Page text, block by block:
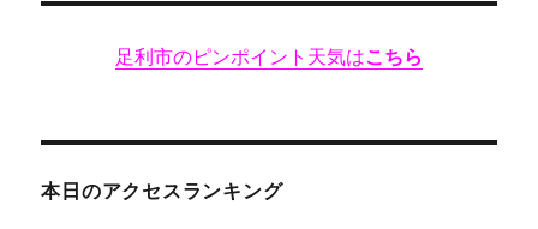
足利市のピンポイント天気はこちら
本日のアクセスランキング